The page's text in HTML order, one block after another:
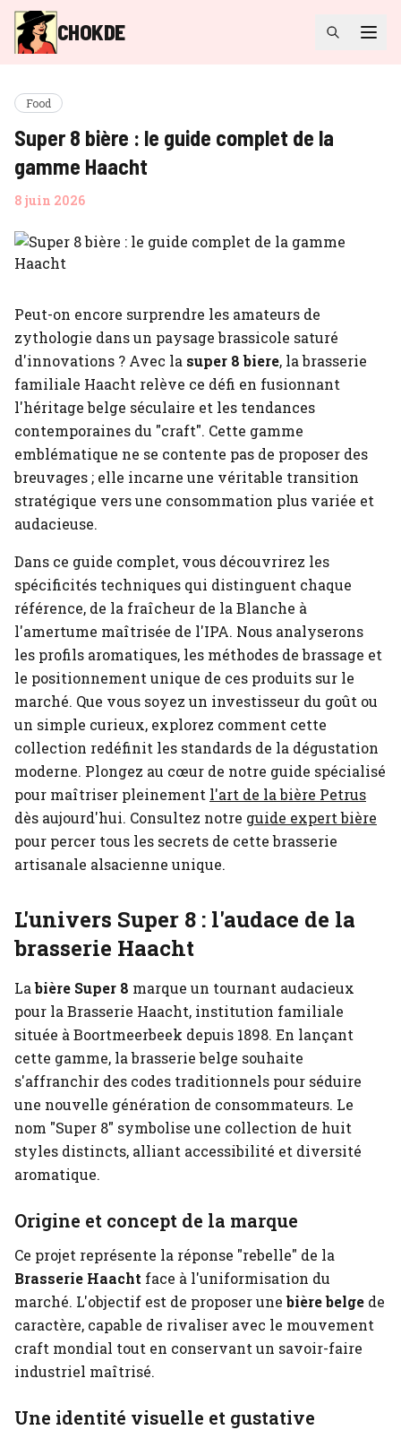
CHOKDE
Food
Super 8 bière : le guide complet de la
gamme Haacht
8 juin 2026
Peut-on encore surprendre les amateurs de
zythologie dans un paysage brassicole saturé
d'innovations ? Avec la super 8 biere, la brasserie
familiale Haacht relève ce défi en fusionnant
l'héritage belge séculaire et les tendances
contemporaines du "craft". Cette gamme
emblématique ne se contente pas de proposer des
breuvages ; elle incarne une véritable transition
stratégique vers une consommation plus variée et
audacieuse.
Dans ce guide complet, vous découvrirez les
spécificités techniques qui distinguent chaque
référence, de la fraîcheur de la Blanche à
l'amertume maîtrisée de l'IPA. Nous analyserons
les profils aromatiques, les méthodes de brassage et
le positionnement unique de ces produits sur le
marché. Que vous soyez un investisseur du goût ou
un simple curieux, explorez comment cette
collection redéfinit les standards de la dégustation
moderne. Plongez au cœur de notre guide spécialisé
pour maîtriser pleinement l'art de la bière Petrus
dès aujourd'hui. Consultez notre guide expert bière
pour percer tous les secrets de cette brasserie
artisanale alsacienne unique.
L'univers Super 8 : l'audace de la
brasserie Haacht
Labière Super 8 marque un tournant audacieux
pour la Brasserie Haacht, institution familiale
située à Boortmeerbeek depuis 1898. En lançant
cette gamme, la brasserie belge souhaite
s'affranchir des codes traditionnels pour séduire
une nouvelle génération de consommateurs. Le
nom "Super 8" symbolise une collection de huit
styles distincts, alliant accessibilité et diversité
aromatique.
Origine et concept de la marque
Ce projet représente la réponse "rebelle" de la
Brasserie Haacht face à l'uniformisation du
marché. L'objectif est de proposer unebière belge de
caractère, capable de rivaliser avec le mouvement
craft mondial tout en conservant un savoir-faire
industriel maîtrisé.
Une identité visuelle et gustative